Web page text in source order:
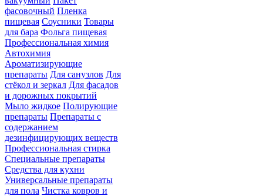
фасовочный Пленка
пищевая Соусники Товары
для бара Фольга пищевая
Профессиональная химия
Автохимия
Ароматизирующие
препараты Для санузлов Для
стёкол и зеркал Для фасадов
и дорожных покрытий
Мыло жидкое Полирующие
препараты Препараты с
содержанием
дезинфицирующих веществ
Профессиональная стирка
Специальные препараты
Средства для кухни
Универсальные препараты
для пола Чистка ковров и